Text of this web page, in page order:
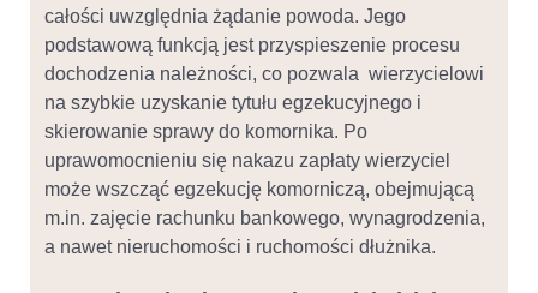
całości uwzględnia żądanie powoda. Jego
podstawową funkcją jest przyspieszenie procesu
dochodzenia należności, co pozwala wierzycielowi
na szybkie uzyskanie tytułu egzekucyjnego i
skierowanie sprawy do komornika. Po
uprawomocnieniu się nakazu zapłaty wierzyciel
może wszcząć egzekucję komorniczą, obejmującą
m.in. zajęcie rachunku bankowego, wynagrodzenia,
a nawet nieruchomości i ruchomości dłużnika.